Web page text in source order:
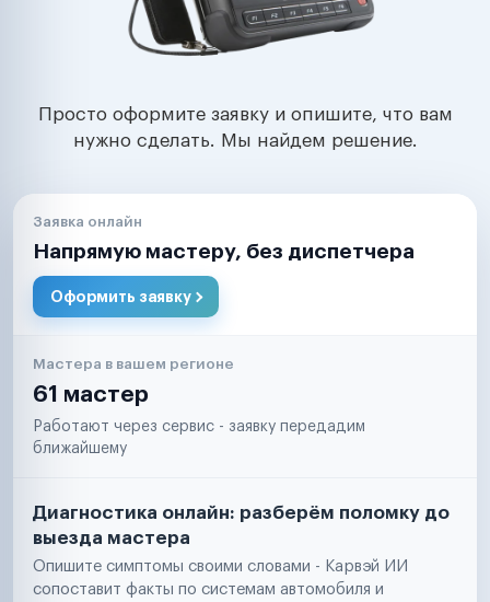
Просто оформите заявку и опишите, что вам
нужно сделать. Мы найдем решение.
Заявка онлайн
Напрямую мастеру, без диспетчера
Оформить заявку
Мастера в вашем регионе
61 мастер
Работают через сервис - заявку передадим
ближайшему
Диагностика онлайн: разберём поломку до
выезда мастера
Опишите симптомы своими словами - Карвэй ИИ
сопоставит факты по системам автомобиля и